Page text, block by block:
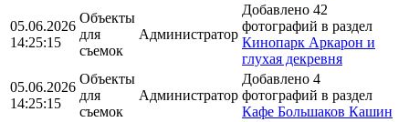
05.06.2026
14:25:15
Объекты
для
съемок
Администратор
Добавлено 42
фотографий в раздел
Кинопарк Аркарон и
глухая декревня
05.06.2026
14:25:15
Объекты
для
съемок
Администратор
Добавлено 4
фотографий в раздел
Кафе Большаков Кашин